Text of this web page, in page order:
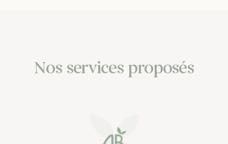
Nos services proposés